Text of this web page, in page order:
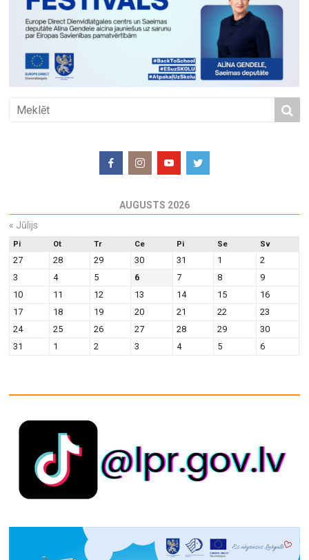
AUGUSTS 2026
« Jūlijs
Pi Ot Tr Ce Pi Se Sv
27 28 29 30 31 1
2
3
4 5 6 7 8
9
10
11 12 13 14 15
16
17
18 19 20 21 22
23
24
25 26 27 28 29
30
31
1 2 3 4 5 6